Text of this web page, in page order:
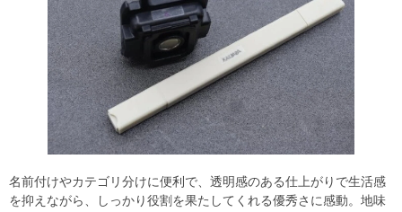
名前付けやカテゴリ分けに便利で、透明感のある仕上がりで生活感
を抑えながら、しっかり役割を果たしてくれる優秀さに感動。地味